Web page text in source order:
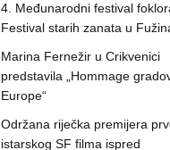
4. Međunarodni festival
Festival starih zanata u
Marina Fernežir u Crikvenici
predstavila „Hommage
Europe“
Održana riječka premijera
istarskog SF filma ispred